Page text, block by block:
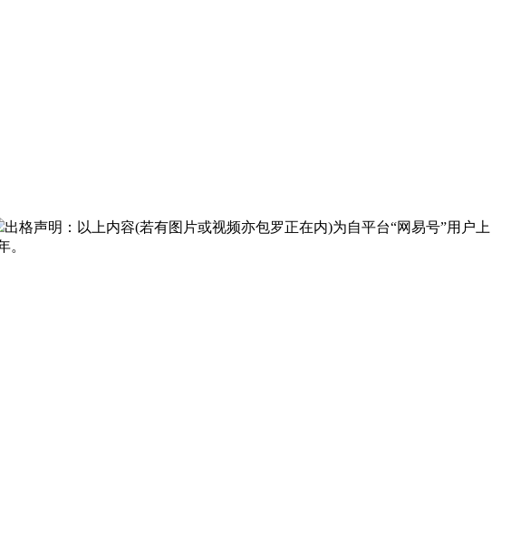
出格声明：以上内容(若有图片或视频亦包罗正在内)为自平台“网易号”用户上
。